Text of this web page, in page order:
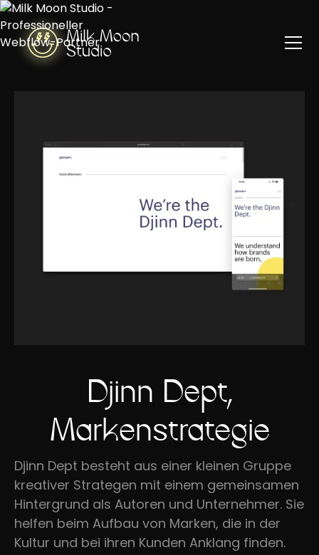
Djinn Dept,
Markenstrategie
Djinn Dept besteht aus einer kleinen Gruppe
kreativer Strategen mit einem gemeinsamen
Hintergrund als Autoren und Unternehmer. Sie
helfen beim Aufbau von Marken, die in der
Kultur und bei ihren Kunden Anklang finden.